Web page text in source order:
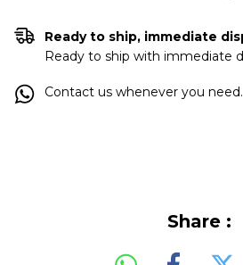
Ready to ship, immediate
Ready to ship with immediate
Contact us whenever you need.
Share :